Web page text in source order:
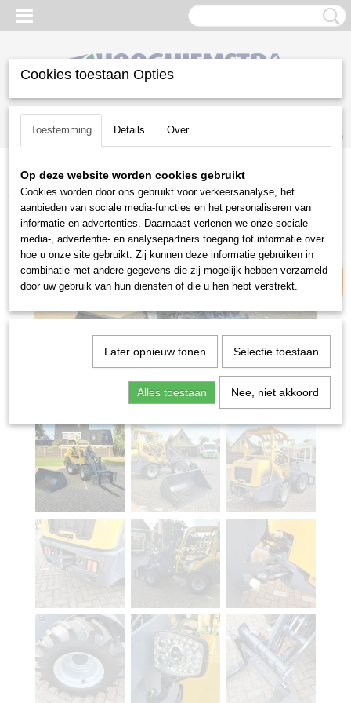
Inloggen Registreren
(0)
Home >Groot materieel>Knikladers>Eurotrac W12 S
Excl. btw
Cookies toestaan Opties
Toestemming Details Over
Op deze website worden cookies gebruikt
Cookies worden door ons gebruikt voor verkeersanalyse, het
aanbieden van sociale media-functies en het personaliseren van
informatie en advertenties. Daarnaast verlenen we onze sociale
media-, advertentie- en analysepartners toegang tot informatie over
hoe u onze site gebruikt. Zij kunnen deze informatie gebruiken in
combinatie met andere gegevens die zij mogelijk hebben verzameld
door uw gebruik van hun diensten of die u hen hebt verstrekt.
Later opnieuw tonen Selectie toestaan
Alles toestaan Nee, niet akkoord